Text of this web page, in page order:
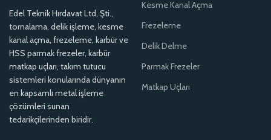
Edel Teknik Hırdavat Ltd, Şti.,
tornalama, delik işleme, kesme
kanal açma, frezeleme, karbür ve
HSS parmak frezeler, karbür
matkap uçları, takım tutucu
sistemleri konularında dünyanın
en kapsamlı metal işleme
çözümleri sunan
tedarikçilerinden biridir.
Kesme Kanal Açma
Frezeleme
Delik Delme
Parmak Frezeler
Matkap Uçları